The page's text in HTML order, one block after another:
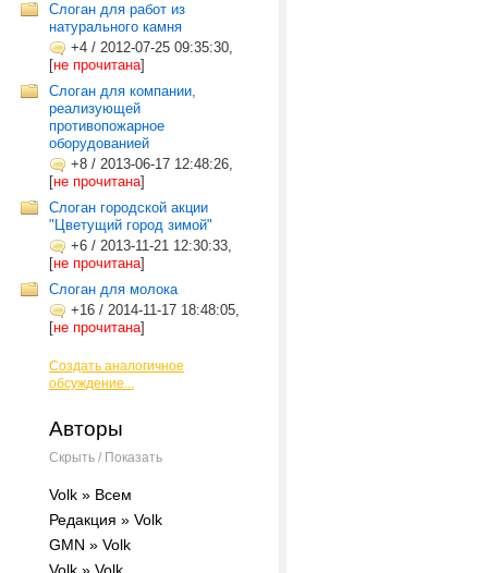
Слоган для работ из
натурального камня
+4 / 2012-07-25 09:35:30,
[не прочитана]
Слоган для компании,
реализующей
противопожарное
оборудованией
+8 / 2013-06-17 12:48:26,
[не прочитана]
Слоган городской акции
"Цветущий город зимой"
+6 / 2013-11-21 12:30:33,
[не прочитана]
Слоган для молока
+16 / 2014-11-17 18:48:05,
[не прочитана]
Создать аналогичное
обсуждение...
Авторы
Скрыть / Показать
Volk » Всем
Редакция » Volk
GMN » Volk